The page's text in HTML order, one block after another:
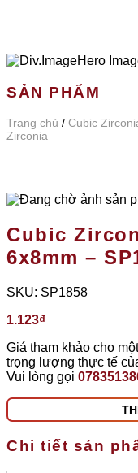
SẢN PHẨM
Trang chủ / Cubic
Zirconia
Cubic
6x8mm –
SKU: SP1858
1.123₫
Giá tham khảo cho
trọng lượng thực tế
Vui lòng gọi
Chi tiết sản